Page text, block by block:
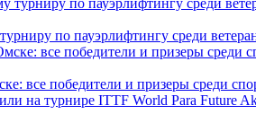
по пауэрлифтингу среди
все победители и призеры среди